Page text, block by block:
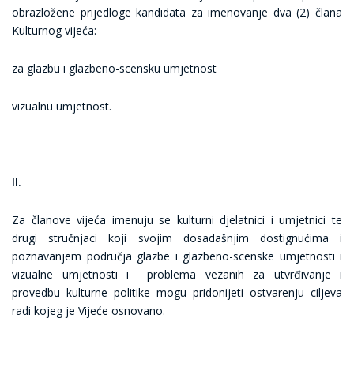
obrazložene prijedloge kandidata za imenovanje dva (2) člana
Kulturnog vijeća:
za glazbu i glazbeno-scensku umjetnost
vizualnu umjetnost.
II.
Za članove vijeća imenuju se kulturni djelatnici i umjetnici te
drugi stručnjaci koji svojim dosadašnjim dostignućima i
poznavanjem područja glazbe i glazbeno-scenske umjetnosti i
vizualne umjetnosti i problema vezanih za utvrđivanje i
provedbu kulturne politike mogu pridonijeti ostvarenju ciljeva
radi kojeg je Vijeće osnovano.